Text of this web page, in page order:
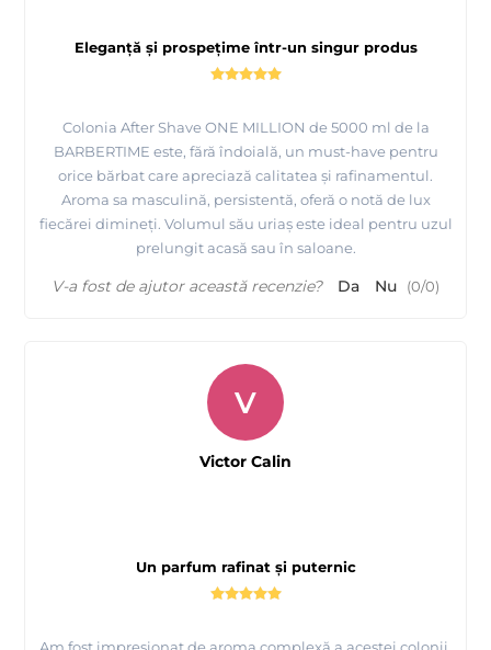
Eleganță și prospețime într-un singur produs
Colonia After Shave ONE MILLION de 5000 ml de la
BARBERTIME este, fără îndoială, un must-have pentru
orice bărbat care apreciază calitatea și rafinamentul.
Aroma sa masculină, persistentă, oferă o notă de lux
fiecărei dimineți. Volumul său uriaș este ideal pentru uzul
prelungit acasă sau în saloane.
V-a fost de ajutor această recenzie? Da Nu (0/0)
Un parfum rafinat și puternic
V
Victor Calin